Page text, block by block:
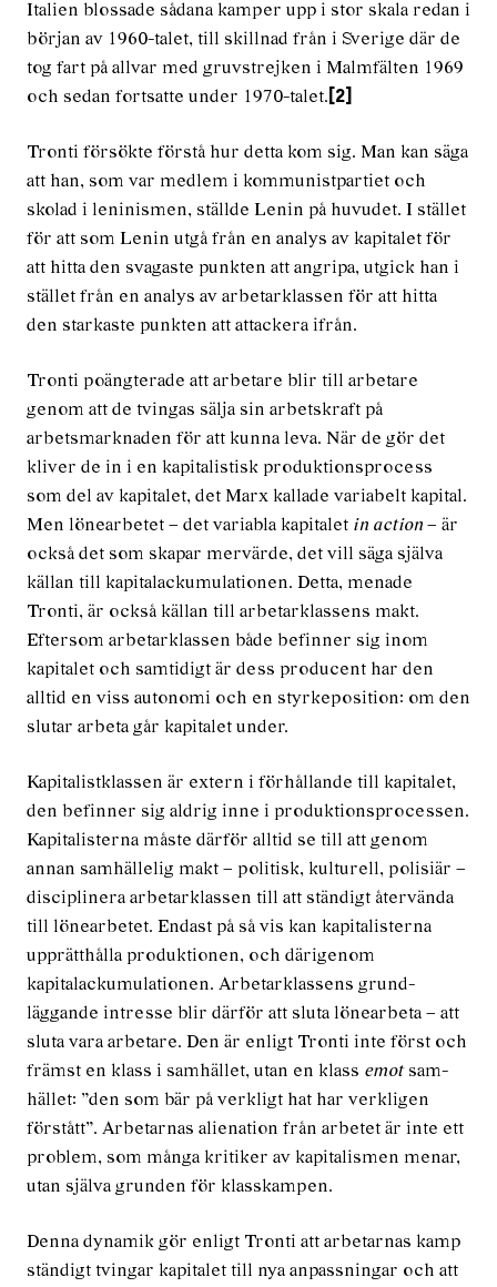
Italien blossade sådana kamper upp i stor skala redan i
början av 1960-talet, till skillnad från i Sverige där de
tog fart på allvar med gruv­strejken i Malmfälten 1969
och sedan fortsatte under 1970-talet. [2]
Tronti försökte förstå hur detta kom sig. Man kan säga
att han, som var medlem i kommunistpartiet och
skolad i ­leninismen, ställde Lenin på huvudet. I stället
för att som Lenin utgå från en analys av kapitalet för
att hitta den svagaste punkten att angripa, utgick han i
stället från en analys av arbetarklassen för att hitta
den starkaste punkten att attackera ifrån.
Tronti poängterade att arbetare blir till arbetare
genom att de tvingas sälja sin arbetskraft på
arbetsmarknaden för att kunna leva. När de gör det
kliver de in i en kapitalistisk produktionsprocess
som del av kapitalet, det Marx kallade variabelt kapital.
Men lönearbetet – det variabla kapitalet in action – är
också det som skapar mervärde, det vill säga själva
källan till kapitalackumulationen. Detta, menade
Tronti, är också källan till arbetarklassens makt.
Eftersom arbetarklassen både befinner sig inom
kapitalet och samtidigt är dess ­producent har den
alltid en viss autonomi och en styrke­position: om den
slutar arbeta går kapitalet under.
Kapitalistklassen är extern i förhållande till kapitalet,
den befinner sig aldrig inne i produktionsprocessen.
Kapitalisterna måste därför alltid se till att genom
annan samhällelig makt – politisk, kulturell, polisiär –
disciplinera arbetar­klassen till att ständigt återvända
till lönearbetet. Endast på så vis kan kapitalisterna
upprätthålla produktionen, och därigenom
kapitalackumulationen. Arbetarklassens grund­
läggande intresse blir därför att sluta löne­arbeta – att
sluta vara arbetare. Den är enligt Tronti inte först och
främst en klass i samhället, utan en klass emotsam­
hället: ”den som bär på verkligt hat har verkligen
förstått”. Arbetarnas aliena­tion från arbetet är inte ett
problem, som många kritiker av kapitalismen menar,
utan själva grunden för klasskampen.
Denna dynamik gör enligt Tronti att arbetarnas kamp
ständigt tvingar kapitalet till nya anpassningar och att